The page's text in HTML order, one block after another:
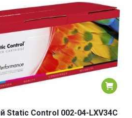
популярности
Static Control 002-04-LXV34C